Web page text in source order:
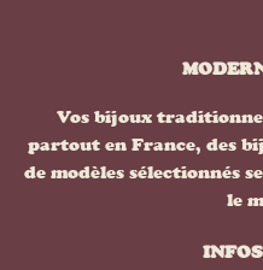
Vos bijoux
partout en France, des
de modèles sélectionnés
le